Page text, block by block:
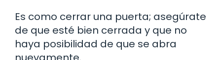
Es como cerrar una puerta; asegúrate
de que esté bien cerrada y que no
haya posibilidad de que se abra